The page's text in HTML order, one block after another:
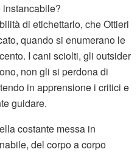
instancabile?
di etichettarlo, che Ottieri
quando si enumerano le
I cani sciolti, gli outsider
non gli si perdona di
in apprensione i critici e
guidare.
costante messa in
del corpo a corpo